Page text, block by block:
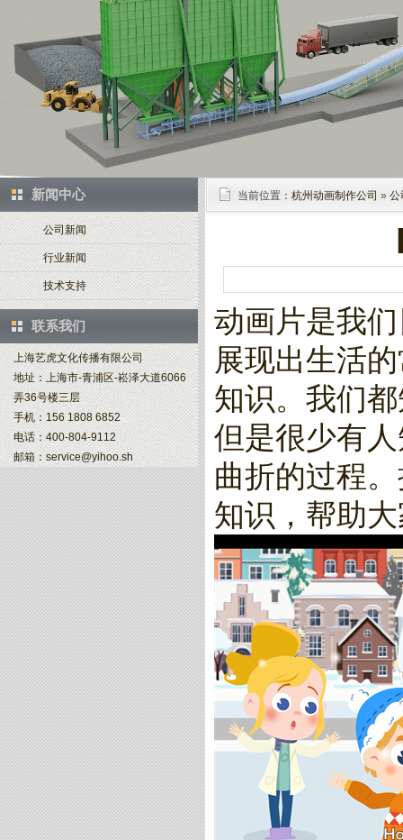
新闻中心
公司新闻
行业新闻
技术支持
联系我们
上海艺虎文化传播有限公司
地址：上海市-青浦区-崧泽大道6066
弄36号楼三层
手机：156 1808 6852
电话：400-804-9112
邮箱：service@yihoo.sh
当前位置： 杭州动画制作公司 » 公
动画片是我
展现出生活
知识。我们
但是很少有
曲折的过程
知识，帮助